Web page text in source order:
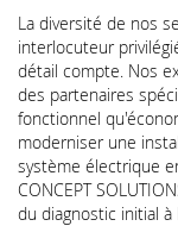
La diversité de nos
interlocuteur
détail compte. Nos
des partenaires
fonctionnel
moderniser une
système électrique
CONCEPT
du diagnostic initial